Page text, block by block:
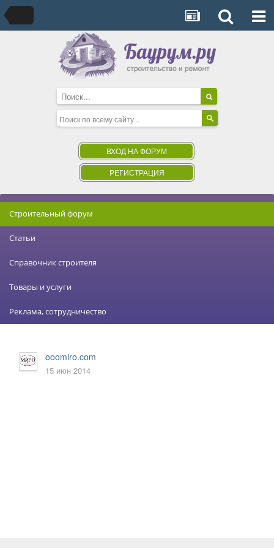
ВХОД НА ФОРУМ
РЕГИСТРАЦИЯ
Строительный форум
Статьи
Справочник строителя
Товары и услуги
Реклама, сотрудничество
ooomiro.com
15 июн 2014